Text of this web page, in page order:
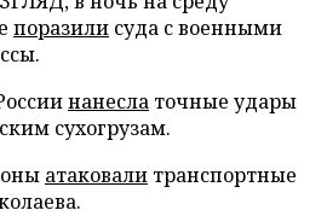
поразили суда с военными
нанесла точные удары
сухогрузам.
атаковали транспортные